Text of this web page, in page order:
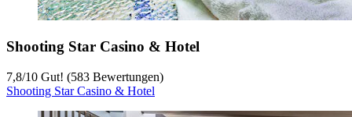
Shooting Star Casino & Hotel
7,8/10 Gut! (583 Bewertungen)
Shooting Star Casino & Hotel